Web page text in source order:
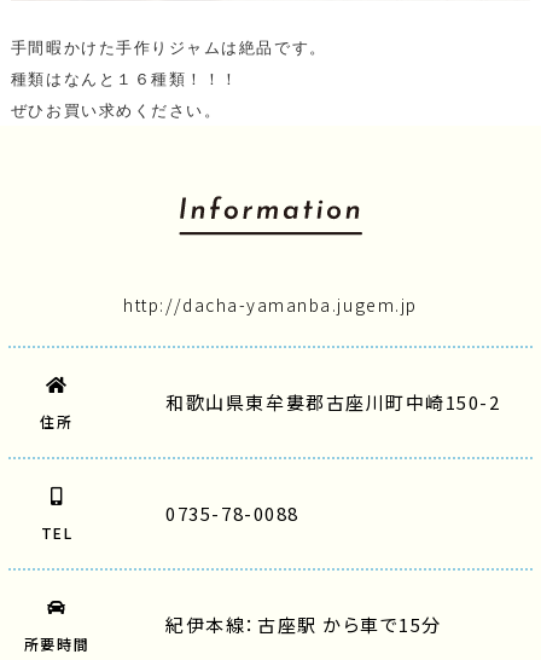
手間暇かけた手作りジャムは絶品です。
種類はなんと１６種類！！！
ぜひお買い求めください。
http://dacha-yamanba.jugem.jp
住所
和歌山県東牟婁郡古座川町中崎150-2
TEL
0735-78-0088
所要時間
紀伊本線：古座駅 から車で15分